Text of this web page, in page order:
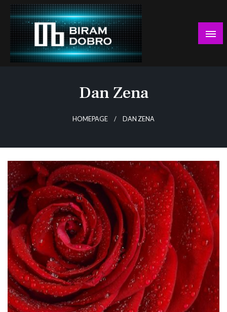
Skip
content
Dan Zena
HOMEPAGE DAN ZENA